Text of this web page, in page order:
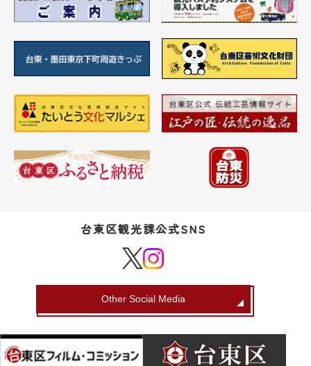
台東区観光課公式SNS
Other Social Media